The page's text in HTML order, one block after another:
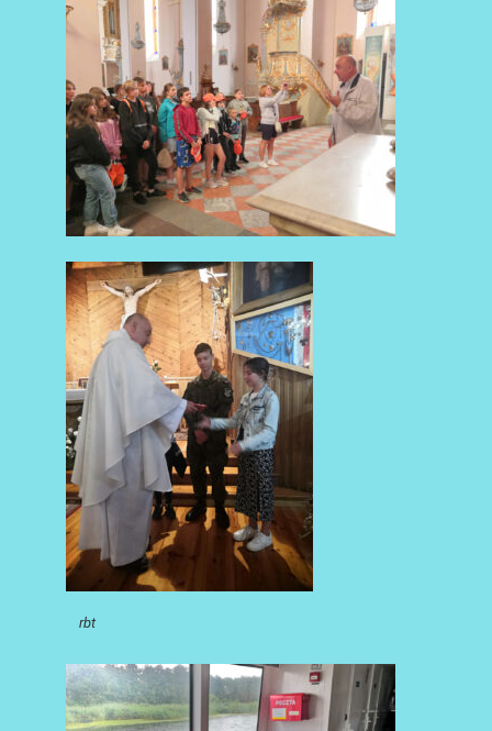
rbt